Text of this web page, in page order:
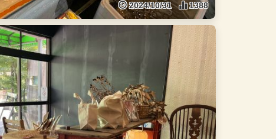
2024/10/31 1388